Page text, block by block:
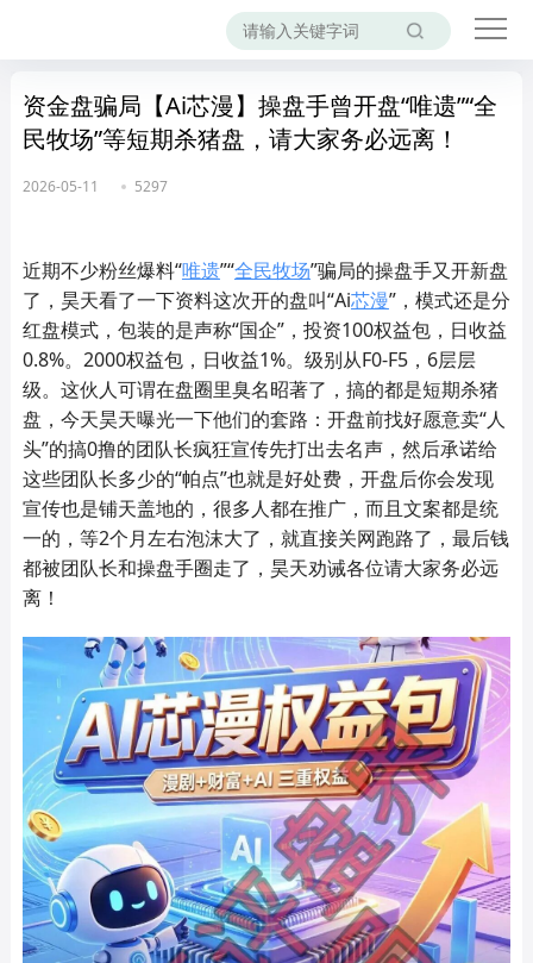
资金盘骗局【Ai芯漫】操盘手曾开盘“唯遗”“全
民牧场”等短期杀猪盘，请大家务必远离！
2026-05-11 5297
近期不少粉丝爆料“唯遗”“全民牧场”骗局的操盘手又开新盘
了，昊天看了一下资料这次开的盘叫“Ai芯漫”，模式还是分
红盘模式，包装的是声称“国企”，投资100权益包，日收益
0.8%。2000权益包，日收益1%。级别从F0-F5，6层层
级。这伙人可谓在盘圈里臭名昭著了，搞的都是短期杀猪
盘，今天昊天曝光一下他们的套路：开盘前找好愿意卖“人
头”的搞0撸的团队长疯狂宣传先打出去名声，然后承诺给
这些团队长多少的“帕点”也就是好处费，开盘后你会发现
宣传也是铺天盖地的，很多人都在推广，而且文案都是统
一的，等2个月左右泡沫大了，就直接关网跑路了，最后钱
都被团队长和操盘手圈走了，昊天劝诫各位请大家务必远
离！